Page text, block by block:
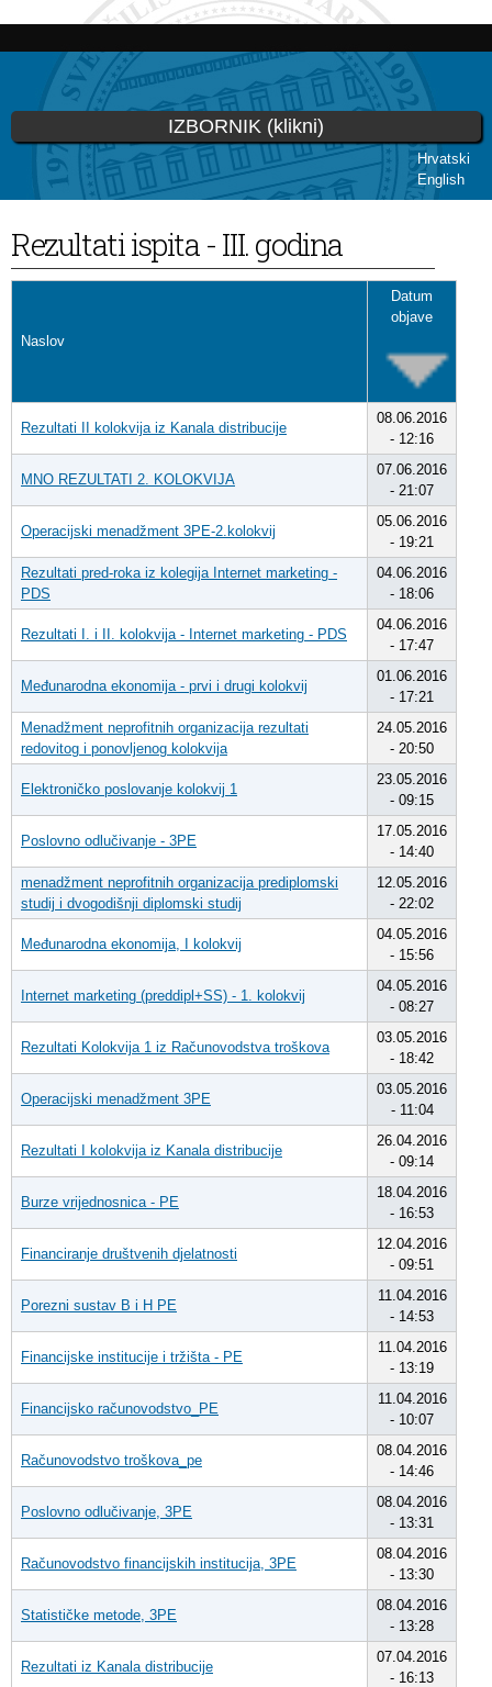
Skoči
glavni
sadržaj
Hrvatski
English
IZBORNIK (klikni)
Vi ste ovdje
Rezultati ispita - III. godina
Naslov
Datum
objave
Rezultati II kolokvija iz Kanala distribucije
08.06.2016
- 12:16
MNO REZULTATI 2. KOLOKVIJA
07.06.2016
- 21:07
Operacijski menadžment 3PE-2.kolokvij
05.06.2016
- 19:21
Rezultati pred-roka iz kolegija Internet marketing -
PDS
04.06.2016
- 18:06
Rezultati I. i II. kolokvija - Internet marketing - PDS
04.06.2016
- 17:47
Međunarodna ekonomija - prvi i drugi kolokvij
01.06.2016
- 17:21
Menadžment neprofitnih organizacija rezultati
redovitog i ponovljenog kolokvija
24.05.2016
- 20:50
Elektroničko poslovanje kolokvij 1
23.05.2016
- 09:15
Poslovno odlučivanje - 3PE
17.05.2016
- 14:40
menadžment neprofitnih organizacija prediplomski
studij i dvogodišnji diplomski studij
12.05.2016
- 22:02
Međunarodna ekonomija, I kolokvij
04.05.2016
- 15:56
Internet marketing (preddipl+SS) - 1. kolokvij
04.05.2016
- 08:27
Rezultati Kolokvija 1 iz Računovodstva troškova
03.05.2016
- 18:42
Operacijski menadžment 3PE
03.05.2016
- 11:04
Rezultati I kolokvija iz Kanala distribucije
26.04.2016
- 09:14
Burze vrijednosnica - PE
18.04.2016
- 16:53
Financiranje društvenih djelatnosti
12.04.2016
- 09:51
Porezni sustav B i H PE
11.04.2016
- 14:53
Financijske institucije i tržišta - PE
11.04.2016
- 13:19
Financijsko računovodstvo_PE
11.04.2016
- 10:07
Računovodstvo troškova_pe
08.04.2016
- 14:46
Poslovno odlučivanje, 3PE
08.04.2016
- 13:31
Računovodstvo financijskih institucija, 3PE
08.04.2016
- 13:30
Statističke metode, 3PE
08.04.2016
- 13:28
Rezultati iz Kanala distribucije
07.04.2016
- 16:13